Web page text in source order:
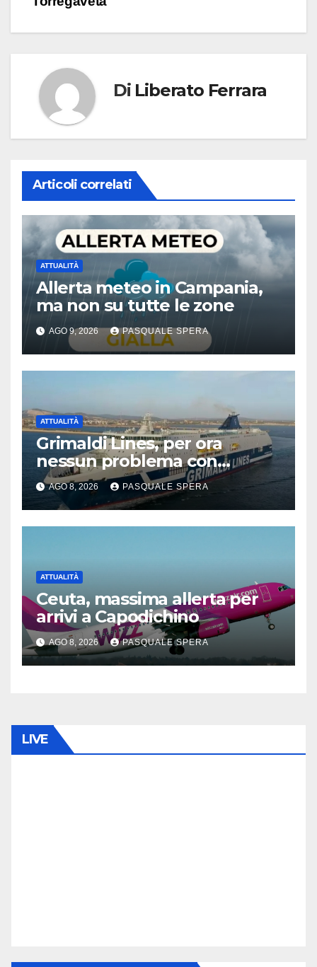
Di Liberato Ferrara
Articoli correlati
ATTUALITÀ
Allerta meteo in Campania,
ma non su tutte le zone
AGO 9, 2026 PASQUALE SPERA
ATTUALITÀ
Grimaldi Lines, per ora
nessun problema con
Spagna
AGO 8, 2026 PASQUALE SPERA
ATTUALITÀ
Ceuta, massima allerta per
arrivi a Capodichino
AGO 8, 2026 PASQUALE SPERA
LIVE